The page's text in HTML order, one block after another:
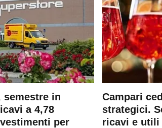
semestre in
a 4,78
per
Campari
strategici.
ricavi e utili